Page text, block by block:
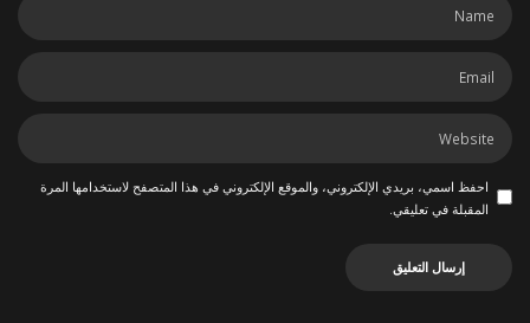
احفظ اسمي، بريدي الإلكتروني، والموقع الإلكتروني في هذا المتصفح لاستخدامها المرة
المقبلة في تعليقي.